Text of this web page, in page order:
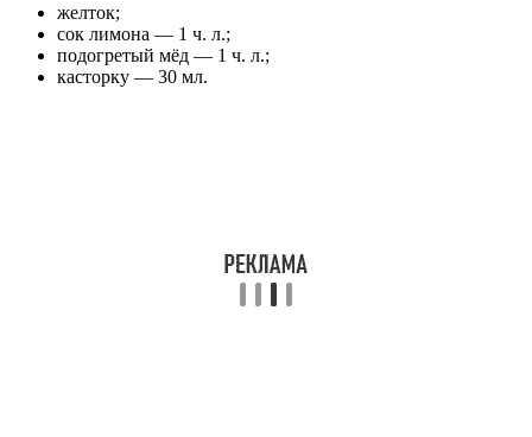
желток;
сок лимона — 1 ч. л.;
подогретый мёд — 1 ч. л.;
касторку — 30 мл.